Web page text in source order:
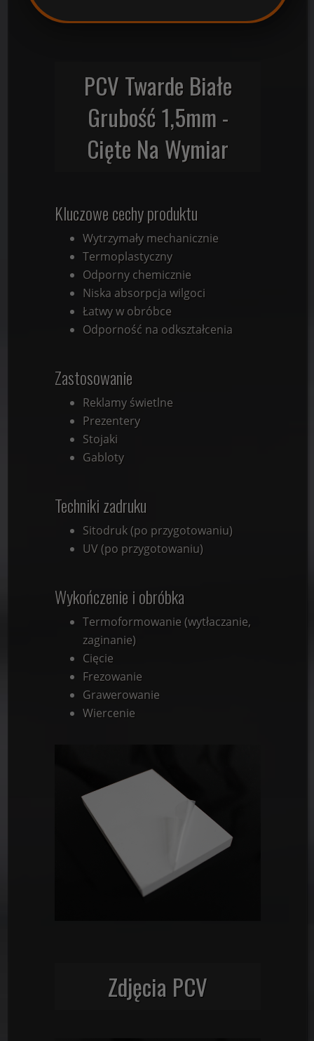
PCV Twarde Białe
Grubość 1,5mm -
Cięte Na Wymiar
Kluczowe cechy produktu
Wytrzymały mechanicznie
Termoplastyczny
Odporny chemicznie
Niska absorpcja wilgoci
Łatwy w obróbce
Odporność na odkształcenia
Zastosowanie
Reklamy świetlne
Prezentery
Stojaki
Gabloty
Techniki zadruku
Sitodruk (po przygotowaniu)
UV (po przygotowaniu)
Wykończenie i obróbka
Termoformowanie (wytłaczanie,
zaginanie)
Cięcie
Frezowanie
Grawerowanie
Wiercenie
Zdjęcia PCV